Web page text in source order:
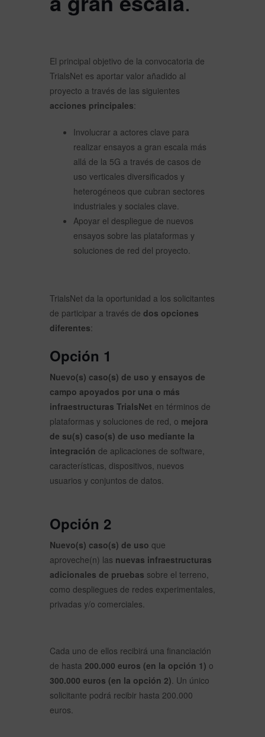
El principal objetivo de la convocatoria de
TrialsNet es aportar valor añadido al
proyecto a través de las siguientes
acciones principales:
Involucrar a actores clave para
realizar ensayos a gran escala más
allá de la 5G a través de casos de
uso verticales diversificados y
heterogéneos que cubran sectores
industriales y sociales clave.
Apoyar el despliegue de nuevos
ensayos sobre las plataformas y
soluciones de red del proyecto.
TrialsNet da la oportunidad a los solicitantes
de participar a través de dos opciones
diferentes:
Opción 1
Nuevo(s) caso(s) de uso y ensayos de
campo apoyados por una o más
infraestructuras TrialsNet en términos de
plataformas y soluciones de red, o mejora
de su(s) caso(s) de uso mediante la
integración de aplicaciones de software,
características, dispositivos, nuevos
usuarios y conjuntos de datos.
Opción 2
Nuevo(s) caso(s) de uso que
aproveche(n) las nuevas infraestructuras
adicionales de pruebas sobre el terreno,
como despliegues de redes experimentales,
privadas y/o comerciales.
Cada uno de ellos recibirá una financiación
de hasta 200.000 euros (en la opción 1) o
300.000 euros (en la opción 2) . Un único
solicitante podrá recibir hasta 200.000
euros.